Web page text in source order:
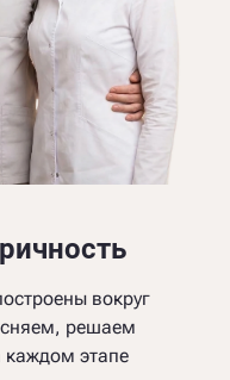
вокруг
решаем
каждом этапе